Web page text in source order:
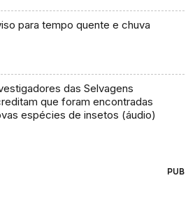
para tempo quente e chuva
das Selvagens
que foram encontradas
espécies de insetos (áudio)
PUB